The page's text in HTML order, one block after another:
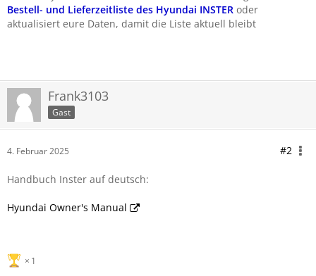
Bestell- und Lieferzeitliste des Hyundai INSTER oder
aktualisiert eure Daten, damit die Liste aktuell bleibt
Frank3103
Gast
4. Februar 2025 #2
Handbuch Inster auf deutsch:
Hyundai Owner's Manual
1